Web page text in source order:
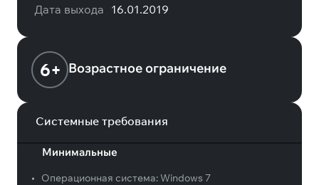
Дата выхода 16.01.2019
6+ Возрастное ограничение
Системные требования
Минимальные
• Операционная система:Windows 7